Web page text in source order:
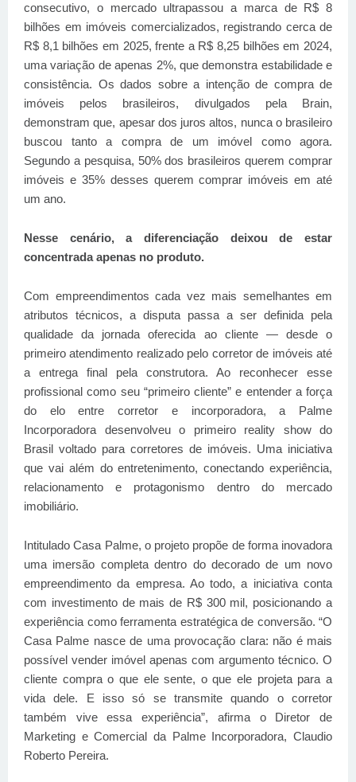
consecutivo, o mercado ultrapassou a marca de R$ 8
bilhões em imóveis comercializados, registrando cerca de
R$ 8,1 bilhões em 2025, frente a R$ 8,25 bilhões em 2024,
uma variação de apenas 2%, que demonstra estabilidade e
consistência. Os dados sobre a intenção de compra de
imóveis pelos brasileiros, divulgados pela Brain,
demonstram que, apesar dos juros altos, nunca o brasileiro
buscou tanto a compra de um imóvel como agora.
Segundo a pesquisa, 50% dos brasileiros querem comprar
imóveis e 35% desses querem comprar imóveis em até
um ano.
Nesse cenário, a diferenciação deixou de estar
concentrada apenas no produto.
Com empreendimentos cada vez mais semelhantes em
atributos técnicos, a disputa passa a ser definida pela
qualidade da jornada oferecida ao cliente — desde o
primeiro atendimento realizado pelo corretor de imóveis até
a entrega final pela construtora. Ao reconhecer esse
profissional como seu “primeiro cliente” e entender a força
do elo entre corretor e incorporadora, a Palme
Incorporadora desenvolveu o primeiro reality show do
Brasil voltado para corretores de imóveis. Uma iniciativa
que vai além do entretenimento, conectando experiência,
relacionamento e protagonismo dentro do mercado
imobiliário.
Intitulado Casa Palme, o projeto propõe de forma inovadora
uma imersão completa dentro do decorado de um novo
empreendimento da empresa. Ao todo, a iniciativa conta
com investimento de mais de R$ 300 mil, posicionando a
experiência como ferramenta estratégica de conversão. “O
Casa Palme nasce de uma provocação clara: não é mais
possível vender imóvel apenas com argumento técnico. O
cliente compra o que ele sente, o que ele projeta para a
vida dele. E isso só se transmite quando o corretor
também vive essa experiência”, afirma o Diretor de
Marketing e Comercial da Palme Incorporadora, Claudio
Roberto Pereira.